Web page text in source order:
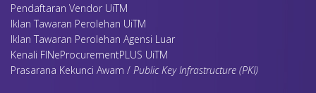
Pendaftaran Vendor UiTM
Iklan Tawaran Perolehan UiTM
Iklan Tawaran Perolehan Agensi Luar
Kenali FINeProcurementPLUS UiTM
Prasarana Kekunci Awam / Public Key Infrastructure (PKI)